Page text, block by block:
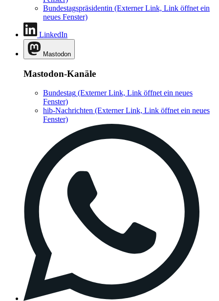
Bundestagspräsidentin (Externer Link, Link öffnet ein
neues Fenster)
LinkedIn
Mastodon
Mastodon-Kanäle
Bundestag (Externer Link, Link öffnet ein neues
Fenster)
hib-Nachrichten (Externer Link, Link öffnet ein neues
Fenster)